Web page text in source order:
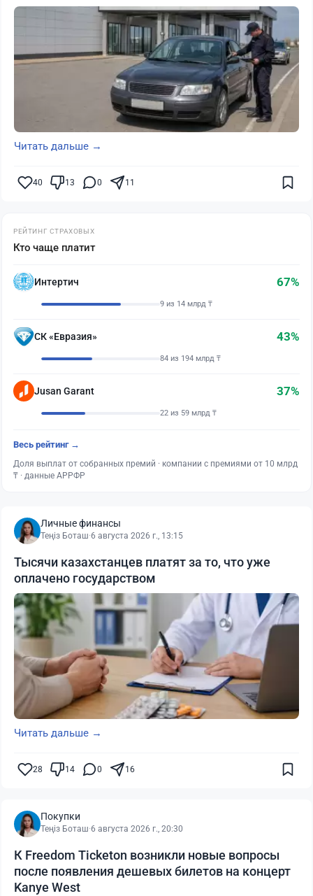
Читать дальше →
40 13 0 11
РЕЙТИНГ СТРАХОВЫХ
Кто чаще платит
Интертич 67%
9 из 14 млрд ₸
СК «Евразия» 43%
84 из 194 млрд ₸
Jusan Garant 37%
22 из 59 млрд ₸
Весь рейтинг →
Доля выплат от собранных премий · компании с премиями от 10 млрд
₸ · данные АРРФР
Личные финансы
Теңіз Боташ·6 августа 2026 г., 13:15
Тысячи казахстанцев платят за то, что уже
оплачено государством
Читать дальше →
28 14 0 16
Покупки
Теңіз Боташ·6 августа 2026 г., 20:30
К Freedom Ticketon возникли новые вопросы
после появления дешевых билетов на концерт
Kanye West